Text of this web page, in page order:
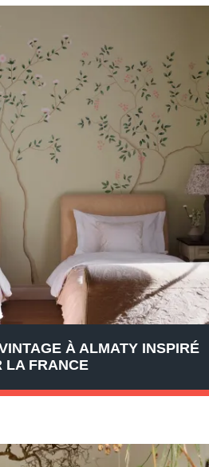
À ALMATY INSPIRÉ
LA FRANCE